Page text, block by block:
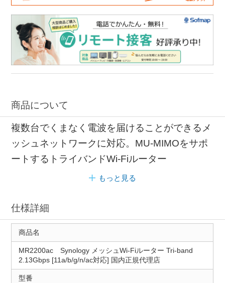
商品について
複数台でくまなく電波を届けることができるメ
ッシュネットワークに対応。MU-MIMOをサポ
ートするトライバンドWi-Fiルーター
もっと見る
仕様詳細
商品名
MR2200ac Synology メッシュWi-Fiルーター Tri-band
2.13Gbps [11a/b/g/n/ac対応] 国内正規代理店
型番